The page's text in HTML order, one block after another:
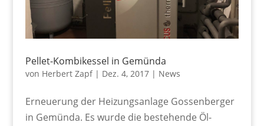
Pellet-Kombikessel in Gemünda
von Herbert Zapf| Dez. 4, 2017| News
Erneuerung der Heizungsanlage Gossenberger
in Gemünda. Es wurde die bestehende Öl-